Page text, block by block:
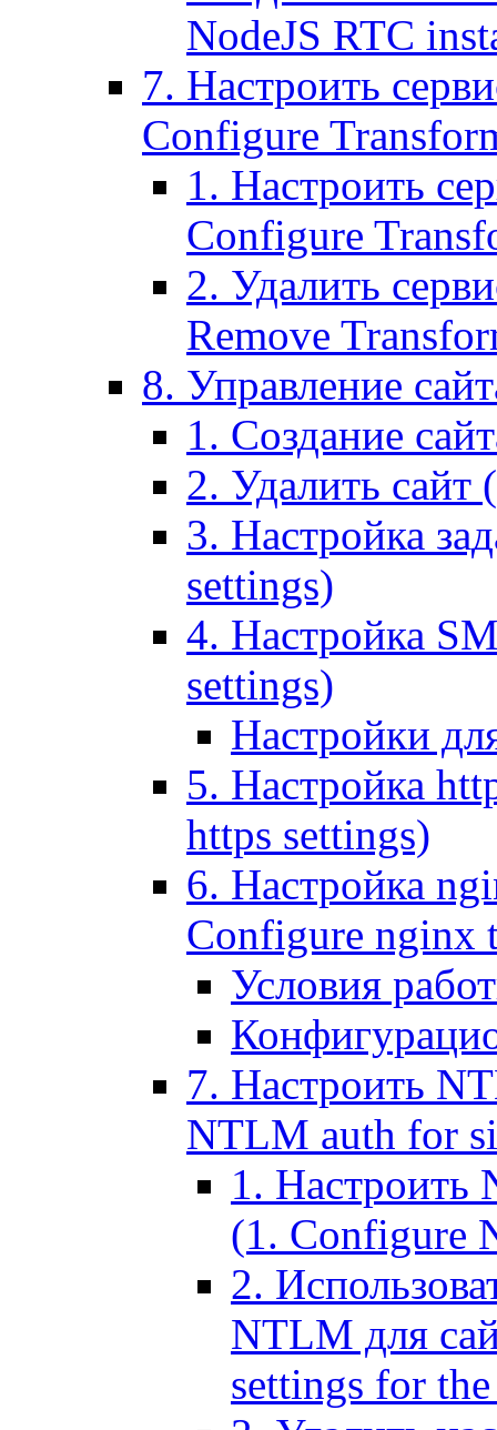
NodeJS RTC
7. Настроить
Configure
1. Настроить
Configure
2. Удалить
Remove
8. Управление
1. Создание
2. Удалить сайт
3. Настройка
settings)
4. Настройка
settings)
Настройки
5. Настройка
https settings)
6. Настройка
Configure nginx
Условия
7. Настроить
NTLM auth for
1. Настроить
(1. Configure
2.
NTLM для
settings for